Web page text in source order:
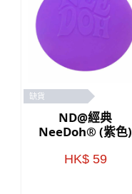
缺貨
ND@經典
NeeDoh® (紫色)
HK$ 59